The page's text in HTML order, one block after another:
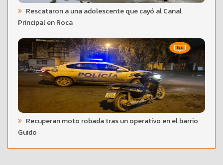
Rescataron a una adolescente que cayó al Canal
Principal en Roca
Recuperan moto robada tras un operativo en el barrio
Guido